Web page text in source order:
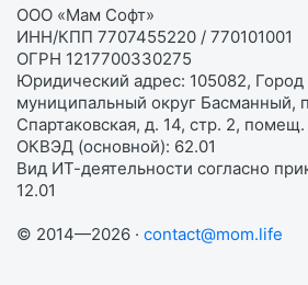
ООО «Мам Софт»
ИНН/КПП 7707455220 / 770101001
ОГРН 1217700330275
Юридический адрес: 105082, Город
муниципальный округ Басманный,
Спартаковская, д. 14, стр. 2,
ОКВЭД (основной): 62.01
Вид ИТ-деятельности согласно
12.01
© 2014—2026 · contact@mom.life